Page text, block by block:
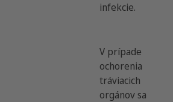
infekcie.
V prípade
ochorenia
tráviacich
orgánov sa